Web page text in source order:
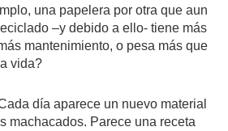
una papelera por otra que aun
–y debido a ello- tiene más
mantenimiento, o pesa más que
vida?
día aparece un nuevo material
machacados. Parece una receta